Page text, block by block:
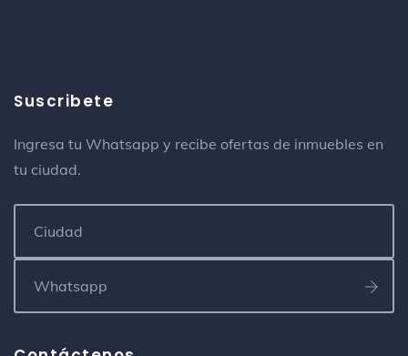
Suscribete
Ingresa tu Whatsapp y recibe ofertas de inmuebles en
tu ciudad.